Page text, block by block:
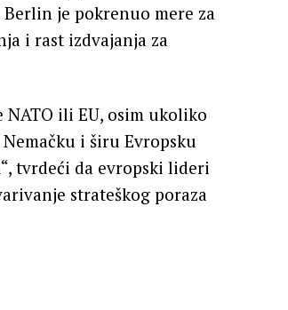
Berlin je pokrenuo mere za
i rast izdvajanja za
NATO ili EU, osim ukoliko
i širu Evropsku
tvrdeći da evropski lideri
strateškog poraza